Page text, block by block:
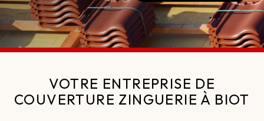
VOTRE ENTREPRISE DE
COUVERTURE ZINGUERIE À BIOT